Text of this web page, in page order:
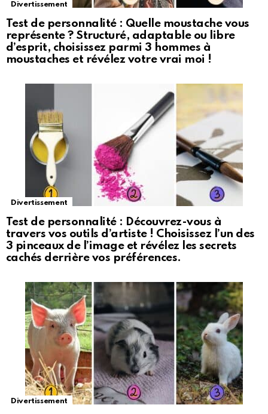
Divertissement
Test de personnalité : Quelle moustache vous
représente ? Structuré, adaptable ou libre
d’esprit, choisissez parmi 3 hommes à
moustaches et révélez votre vrai moi !
Divertissement
Test de personnalité : Découvrez-vous à
travers vos outils d’artiste ! Choisissez l’un des
3 pinceaux de l’image et révélez les secrets
cachés derrière vos préférences.
Divertissement